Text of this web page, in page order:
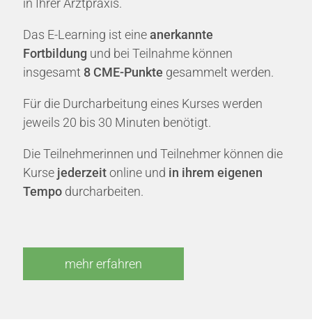
in Ihrer Arztpraxis.
Das E-Learning ist eineanerkannte
Fortbildung und bei Teilnahme können
insgesamt 8 CME-Punkte gesammelt werden.
Für die Durcharbeitung eines Kurses werden
jeweils 20 bis 30 Minuten benötigt.
Die Teilnehmerinnen und Teilnehmer können die
Kurse jederzeitonline und in ihrem eigenen
Tempodurcharbeiten.
mehr erfahren